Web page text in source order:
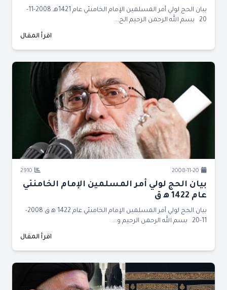
بيان الحج لولي أمر المسلمين الإمام الخامنئي عام 1421هـ 2008-11-
20 بسم الله الرحمن الرحيم الح...
اقرأ المقال
2008-11-20
2910
بيان الحج لولي أمر المسلمين الإمام الخامنئي
عام 1422 ﻫ ق
بيان الحج لولي أمر المسلمين الإمام الخامنئي عام 1422 ﻫ ق 2008-
11-20 بسم الله الرحمن الرحيم و...
اقرأ المقال